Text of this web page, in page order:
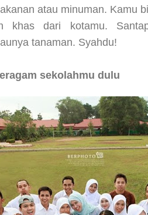
atau minuman. Kamu
khas dari kotamu.
tanaman. Syahdu!
sekolahmu dulu